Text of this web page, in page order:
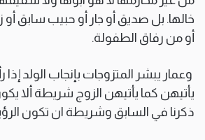
خالها. بل صديق أو جار أو حبيب سابق
أو من رفاق الطفولة.
وعمار يبشر المتزوجات بإنجاب الولد إذا
يأتيهن كما يأتيهن الزوج شريطة ألا
ذكرنا في السابق وشريطة ان تكون